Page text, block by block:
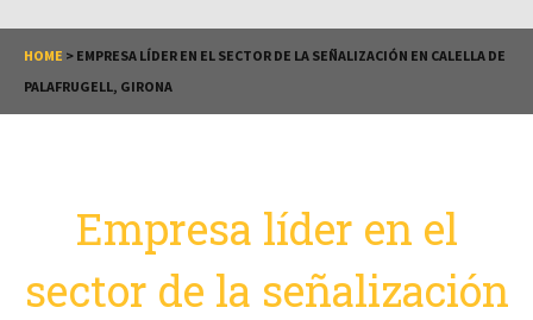
HOME > EMPRESA LÍDER EN EL SECTOR DE LA SEÑALIZACIÓN EN CALELLA DE
PALAFRUGELL, GIRONA
Empresa líder en el
sector de la señalización